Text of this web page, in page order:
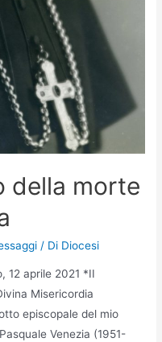
della morte
/ Di Diocesi
12 aprile 2021 *II
Misericordia
episcopale del mio
Venezia (1951-